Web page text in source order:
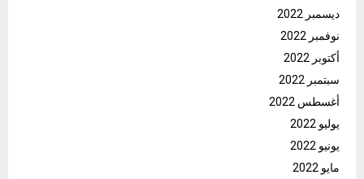
ديسمبر 2022
نوفمبر 2022
أكتوبر 2022
سبتمبر 2022
أغسطس 2022
يوليو 2022
يونيو 2022
مايو 2022